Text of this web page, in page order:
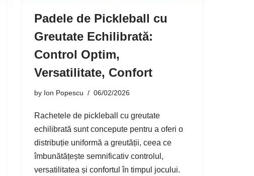
Padele de Pickleball cu
Greutate Echilibrată:
Control Optim,
Versatilitate, Confort
by Ion Popescu 06/02/2026
Rachetele de pickleball cu greutate
echilibrată sunt concepute pentru a oferi o
distribuție uniformă a greutății, ceea ce
îmbunătățește semnificativ controlul,
versatilitatea și confortul în timpul jocului.